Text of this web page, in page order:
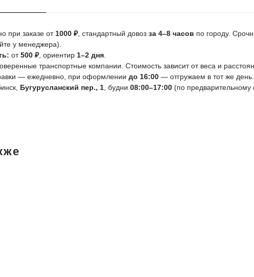
при заказе от 1000 ₽, стандартный довоз за 4–8 часов по городу.
у менеджера).
от500 ₽, ориентир 1–2 дня
транспортные компании. Стоимость зависит от веса и
— ежедневно, при оформлении до 16:00 — отгружаем в тот же день.
Бугурусланский пер., 1 , будни 08:00–17:00 (по предварительному